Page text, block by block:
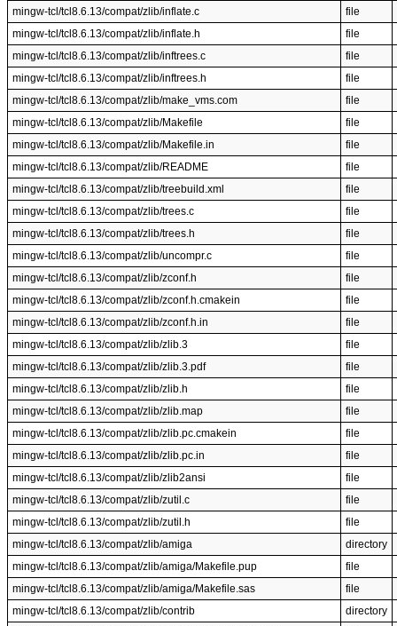
mingw-tcl/tcl8.6.13/compat/zlib/inflate.c
file
mingw-tcl/tcl8.6.13/compat/zlib/inflate.h
file
mingw-tcl/tcl8.6.13/compat/zlib/inftrees.c
file
mingw-tcl/tcl8.6.13/compat/zlib/inftrees.h
file
mingw-tcl/tcl8.6.13/compat/zlib/make_vms.com
file
mingw-tcl/tcl8.6.13/compat/zlib/Makefile
file
mingw-tcl/tcl8.6.13/compat/zlib/Makefile.in
file
mingw-tcl/tcl8.6.13/compat/zlib/README
file
mingw-tcl/tcl8.6.13/compat/zlib/treebuild.xml
file
mingw-tcl/tcl8.6.13/compat/zlib/trees.c
file
mingw-tcl/tcl8.6.13/compat/zlib/trees.h
file
mingw-tcl/tcl8.6.13/compat/zlib/uncompr.c
file
mingw-tcl/tcl8.6.13/compat/zlib/zconf.h
file
mingw-tcl/tcl8.6.13/compat/zlib/zconf.h.cmakein
file
mingw-tcl/tcl8.6.13/compat/zlib/zconf.h.in
file
mingw-tcl/tcl8.6.13/compat/zlib/zlib.3
file
mingw-tcl/tcl8.6.13/compat/zlib/zlib.3.pdf
file
mingw-tcl/tcl8.6.13/compat/zlib/zlib.h
file
mingw-tcl/tcl8.6.13/compat/zlib/zlib.map
file
mingw-tcl/tcl8.6.13/compat/zlib/zlib.pc.cmakein
file
mingw-tcl/tcl8.6.13/compat/zlib/zlib.pc.in
file
mingw-tcl/tcl8.6.13/compat/zlib/zlib2ansi
file
mingw-tcl/tcl8.6.13/compat/zlib/zutil.c
file
mingw-tcl/tcl8.6.13/compat/zlib/zutil.h
file
mingw-tcl/tcl8.6.13/compat/zlib/amiga
directory
mingw-tcl/tcl8.6.13/compat/zlib/amiga/Makefile.pup
file
mingw-tcl/tcl8.6.13/compat/zlib/amiga/Makefile.sas
file
mingw-tcl/tcl8.6.13/compat/zlib/contrib
directory